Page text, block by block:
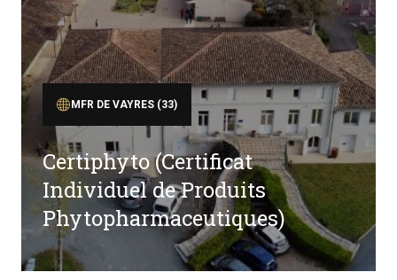
MFR DE VAYRES (33)
Certiphyto (Certificat
Individuel de Produits
Phytopharmaceutiques)